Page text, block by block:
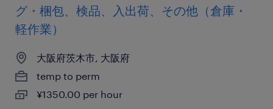
グ・梱包、検品、入出荷、その他（倉庫・
軽作業）
大阪府茨木市, 大阪府
temp to perm
¥1350.00 per hour